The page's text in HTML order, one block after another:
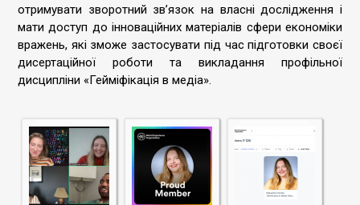
отримувати зворотний зв’язок на власні дослідження і
мати доступ до інноваційних матеріалів сфери економіки
вражень, які зможе застосувати під час підготовки своєї
дисертаційної роботи та викладання профільної
дисципліни «Гейміфікація в медіа».